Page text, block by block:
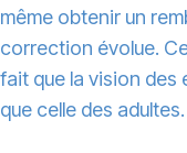
même obtenir un
correction évolue.
fait que la vision des
que celle des adultes.